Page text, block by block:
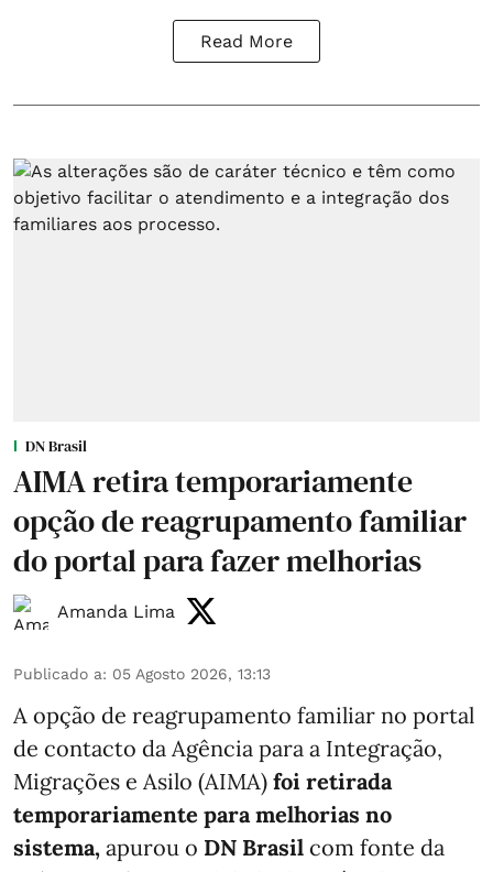
Read More
DN Brasil
AIMA retira temporariamente
opção de reagrupamento familiar
do portal para fazer melhorias
Amanda Lima
Publicado a: 05 Agosto 2026, 13:13
A opção de reagrupamento familiar no portal
de contacto da Agência para a Integração,
Migrações e Asilo (AIMA) foi retirada
temporariamente para melhorias no
sistema, apurou o DN Brasil com fonte da